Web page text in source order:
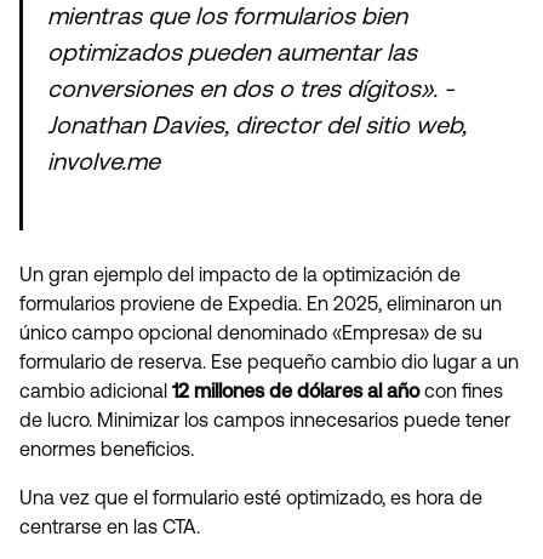
mientras que los formularios bien
optimizados pueden aumentar las
conversiones en dos o tres dígitos». -
Jonathan Davies, director del sitio web,
involve.me
Un gran ejemplo del impacto de la optimización de
formularios proviene de Expedia. En 2025, eliminaron un
único campo opcional denominado «Empresa» de su
formulario de reserva. Ese pequeño cambio dio lugar a un
cambio adicional 12 millones de dólares al añocon fines
de lucro. Minimizar los campos innecesarios puede tener
enormes beneficios.
Una vez que el formulario esté optimizado, es hora de
centrarse en las CTA.